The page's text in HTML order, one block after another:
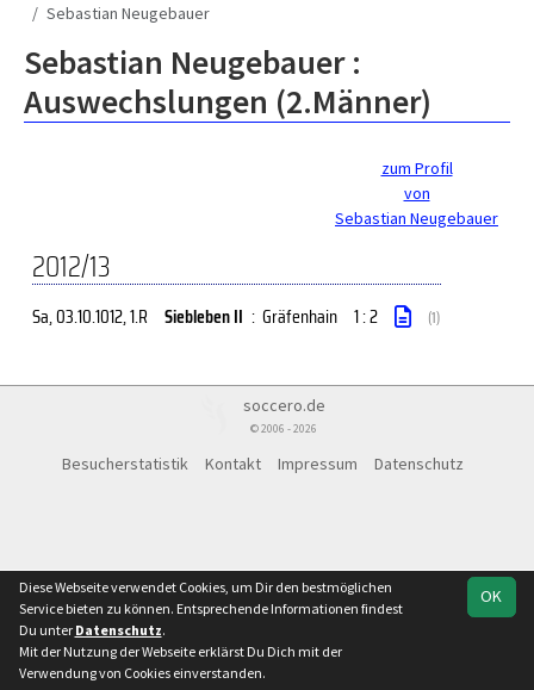
Sebastian Neugebauer
Sebastian Neugebauer :
Auswechslungen (2.Männer)
zum Profil
von
Sebastian Neugebauer
2012/13
Sa, 03.10.1012, 1.R Siebleben II : Gräfenhain 1 : 2 (1)
soccero.de
© 2006 - 2026
Besucherstatistik Kontakt Impressum Datenschutz
OK
Diese Webseite verwendet Cookies, um Dir den bestmöglichen
Service bieten zu können. Entsprechende Informationen findest
Du unter Datenschutz.
Mit der Nutzung der Webseite erklärst Du Dich mit der
Verwendung von Cookies einverstanden.